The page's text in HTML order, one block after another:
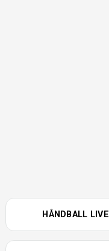
HÅNDBALL LIVE